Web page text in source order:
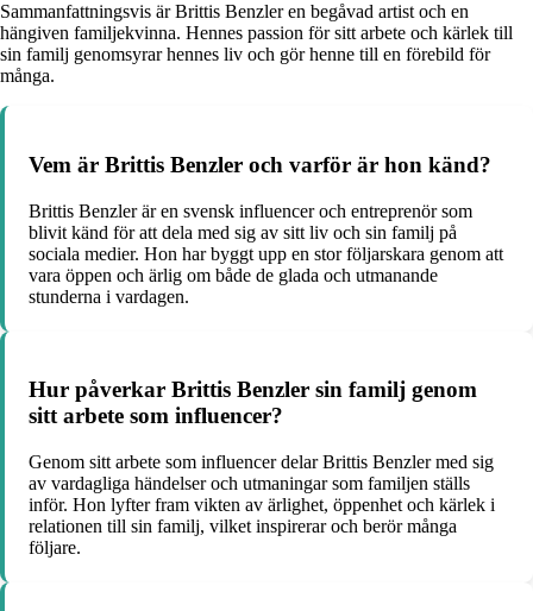
Sammanfattningsvis är Brittis Benzler en begåvad artist och en
hängiven familjekvinna. Hennes passion för sitt arbete och kärlek till
sin familj genomsyrar hennes liv och gör henne till en förebild för
många.
Vem är Brittis Benzler och varför är hon känd?
Brittis Benzler är en svensk influencer och entreprenör som
blivit känd för att dela med sig av sitt liv och sin familj på
sociala medier. Hon har byggt upp en stor följarskara genom att
vara öppen och ärlig om både de glada och utmanande
stunderna i vardagen.
Hur påverkar Brittis Benzler sin familj genom
sitt arbete som influencer?
Genom sitt arbete som influencer delar Brittis Benzler med sig
av vardagliga händelser och utmaningar som familjen ställs
inför. Hon lyfter fram vikten av ärlighet, öppenhet och kärlek i
relationen till sin familj, vilket inspirerar och berör många
följare.